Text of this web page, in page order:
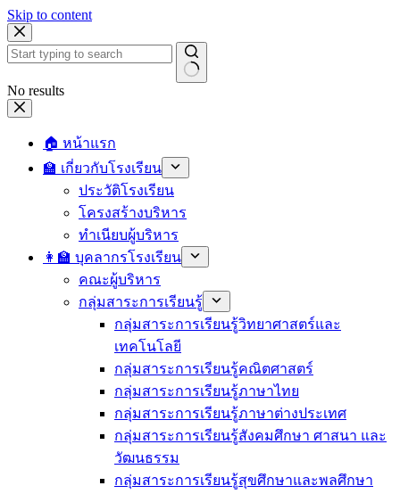
Skip to content
No results
🏠 หน้าแรก
🏫 เกี่ยวกับโรงเรียน
ประวัติโรงเรียน
โครงสร้างบริหาร
ทำเนียบผู้บริหาร
👩‍🏫 บุคลากรโรงเรียน
คณะผู้บริหาร
กลุ่มสาระการเรียนรู้
กลุ่มสาระการเรียนรู้วิทยาศาสตร์และ
เทคโนโลยี
กลุ่มสาระการเรียนรู้คณิตศาสตร์
กลุ่มสาระการเรียนรู้ภาษาไทย
กลุ่มสาระการเรียนรู้ภาษาต่างประเทศ
กลุ่มสาระการเรียนรู้สังคมศึกษา ศาสนา และ
วัฒนธรรม
กลุ่มสาระการเรียนรู้สุขศึกษาและพลศึกษา